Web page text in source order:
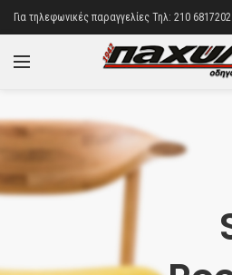
Για τηλεφωνικές παραγγελίες Τηλ: 210 6817202